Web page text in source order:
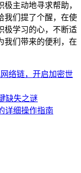
主动地寻求帮助，
我们提了个醒，在使
极学习的心，不断适
我们带来的便利，在
络链，开启加密世
缺失之谜
详细操作指南